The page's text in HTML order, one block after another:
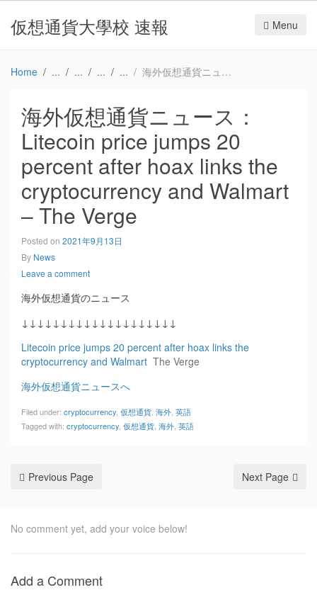
仮想通貨大學校 速報 Menu
Home 海外仮想通貨ニュース：Litecoin price jumps 20 percent after hoax links the cryptocurrency and Walmart – The Verge
海外仮想通貨ニュース：
Litecoin price jumps 20
percent after hoax links the
cryptocurrency and Walmart
– The Verge
Posted on 2021年9月13日
By News
Leave a comment
海外仮想通貨のニュース
↓↓↓↓↓↓↓↓↓↓↓↓↓↓↓↓↓↓↓↓
Litecoin price jumps 20 percent after hoax links the
cryptocurrency and Walmart The Verge
海外仮想通貨ニュースへ
Filed under: cryptocurrency 仮想通貨 海外 英語
Tagged with: cryptocurrency 仮想通貨 海外 英語
Previous Page Next Page
No comment yet, add your voice below!
Add a Comment